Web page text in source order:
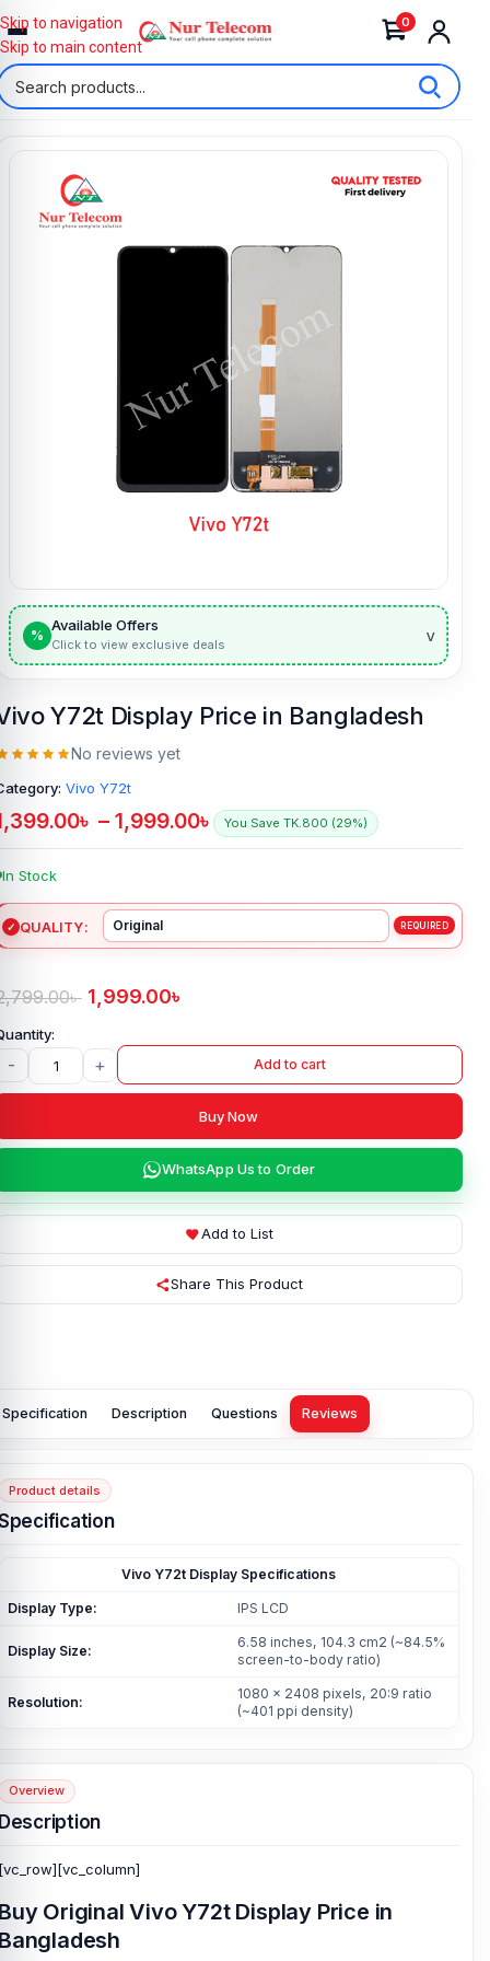
0
Skip to navigation
Skip to main content
%
Available Offers
Click to view exclusive deals v
Y72t Display Price in Bangladesh
No reviews yet
Vivo Y72t
৳ – 1,999.00৳ You Save TK.800 (29%)
In Stock
QUALITY
৳ 1,999.00৳
- + Add to cart
Buy Now
WhatsApp Us to Order
Add to List
Share This Product
Specification Description Questions Reviews
Product details
Vivo Y72t Display Specifications
Display Type: IPS LCD
Display Size:
6.58 inches, 104.3 cm2 (~84.5%
screen-to-body ratio)
Resolution:
1080 x 2408 pixels, 20:9 ratio
(~401 ppi density)
Overview
Original Vivo Y72t Display Price in